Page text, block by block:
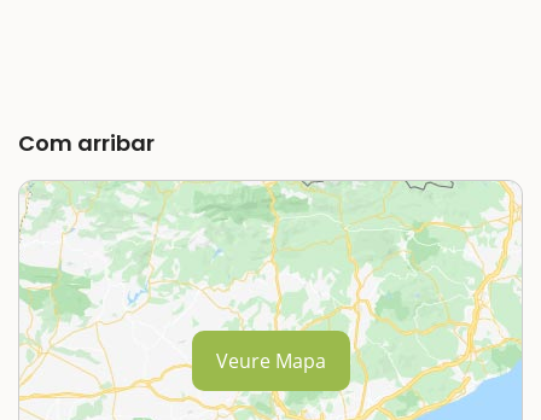
Com arribar
Veure Mapa